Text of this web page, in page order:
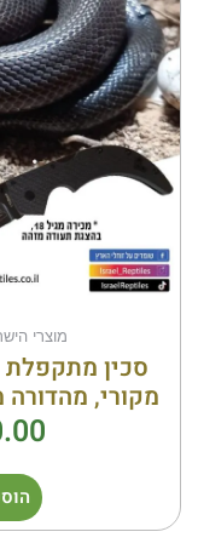
מוצרי
סכין מתקפלת
מקורי,